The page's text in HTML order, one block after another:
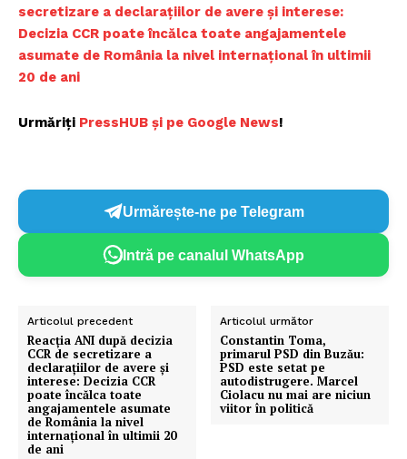
secretizare a declarațiilor de avere și interese:
Decizia CCR poate încălca toate angajamentele
asumate de România la nivel internațional în ultimii
20 de ani
Urmăriți PressHUB și pe Google News!
Urmărește-ne pe Telegram
Intră pe canalul WhatsApp
Articolul precedent
Reacția ANI după decizia
CCR de secretizare a
declarațiilor de avere și
interese: Decizia CCR
poate încălca toate
angajamentele asumate
de România la nivel
internațional în ultimii 20
de ani
Articolul următor
Constantin Toma,
primarul PSD din Buzău:
PSD este setat pe
autodistrugere. Marcel
Ciolacu nu mai are niciun
viitor în politică